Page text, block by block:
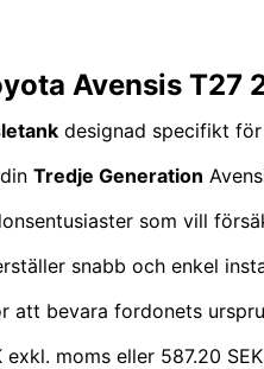
Avensis T27
designad specifikt för
Tredje Generation
som vill
snabb och enkel
att bevara fordonets
moms eller 587.20